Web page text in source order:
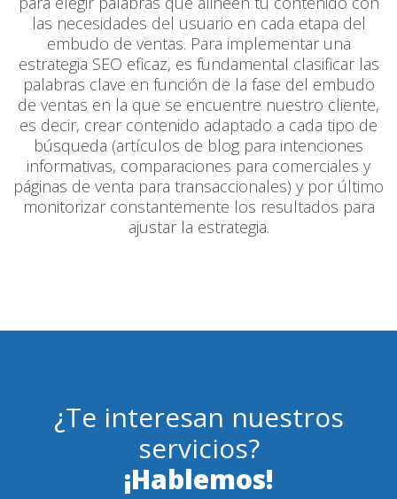
las necesidades del usuario en cada etapa del
embudo de ventas. Para implementar una
estrategia SEO eficaz, es fundamental clasificar las
palabras clave en función de la fase del embudo
de ventas en la que se encuentre nuestro cliente,
es decir, crear contenido adaptado a cada tipo de
búsqueda (artículos de blog para intenciones
informativas, comparaciones para comerciales y
páginas de venta para transaccionales) y por último
monitorizar constantemente los resultados para
ajustar la estrategia.
¿Te interesan nuestros
servicios?
¡Hablemos!